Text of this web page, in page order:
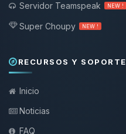
Servidor Teamspeak
NEW !
Super Choupy NEW !
RECURSOS Y SOPORTE
Inicio
Noticias
FAQ